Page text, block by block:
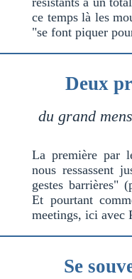
ce temps là les
"se font piquer
Deux
du grand
La première par
nous ressassent
gestes barrières"
Et pourtant
meetings, ici avec
Se